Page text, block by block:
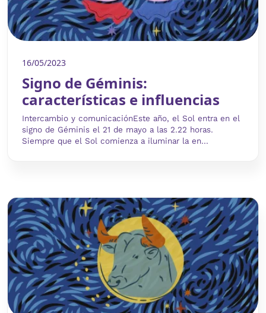
16/05/2023
Signo de Géminis:
características e influencias
Intercambio y comunicaciónEste año, el Sol entra en el
signo de Géminis el 21 de mayo a las 2.22 horas.
Siempre que el Sol comienza a iluminar la en...